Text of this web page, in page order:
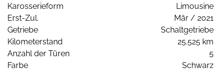
Karosserieform
Limousine
Erst-Zul.
Mär / 2021
Getriebe
Schaltgetriebe
Kilometerstand
25.525 km
Anzahl der Türen
5
Farbe
Schwarz